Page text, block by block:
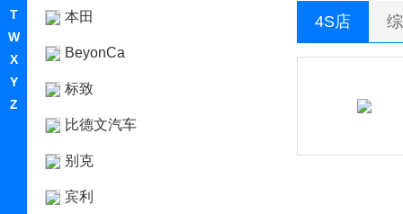
T
W
X
Y
Z
本田
BeyonCa
标致
比德文汽车
别克
宾利
4S店